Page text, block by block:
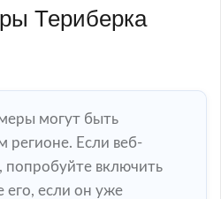
Териберка
могут быть
регионе. Если веб-
попробуйте включить
его, если он уже